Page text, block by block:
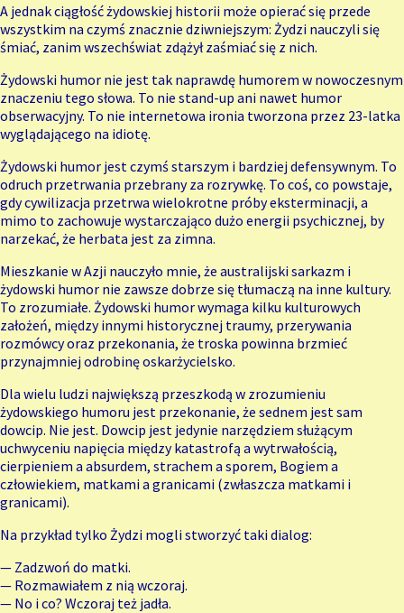
A jednak ciągłość żydowskiej historii może opierać się przede
wszystkim na czymś znacznie dziwniejszym: Żydzi nauczyli się
śmiać, zanim wszechświat zdążył zaśmiać się z nich.
Żydowski humor nie jest tak naprawdę humorem w nowoczesnym
znaczeniu tego słowa. To nie stand-up ani nawet humor
obserwacyjny. To nie internetowa ironia tworzona przez 23-latka
wyglądającego na idiotę.
Żydowski humor jest czymś starszym i bardziej defensywnym. To
odruch przetrwania przebrany za rozrywkę. To coś, co powstaje,
gdy cywilizacja przetrwa wielokrotne próby eksterminacji, a
mimo to zachowuje wystarczająco dużo energii psychicznej, by
narzekać, że herbata jest za zimna.
Mieszkanie w Azji nauczyło mnie, że australijski sarkazm i
żydowski humor nie zawsze dobrze się tłumaczą na inne kultury.
To zrozumiałe. Żydowski humor wymaga kilku kulturowych
założeń, między innymi historycznej traumy, przerywania
rozmówcy oraz przekonania, że troska powinna brzmieć
przynajmniej odrobinę oskarżycielsko.
Dla wielu ludzi największą przeszkodą w zrozumieniu
żydowskiego humoru jest przekonanie, że sednem jest sam
dowcip. Nie jest. Dowcip jest jedynie narzędziem służącym
uchwyceniu napięcia między katastrofą a wytrwałością,
cierpieniem a absurdem, strachem a sporem, Bogiem a
człowiekiem, matkami a granicami (zwłaszcza matkami i
granicami).
Na przykład tylko Żydzi mogli stworzyć taki dialog:
— Zadzwoń do matki.
— Rozmawiałem z nią wczoraj.
— No i co? Wczoraj też jadła.